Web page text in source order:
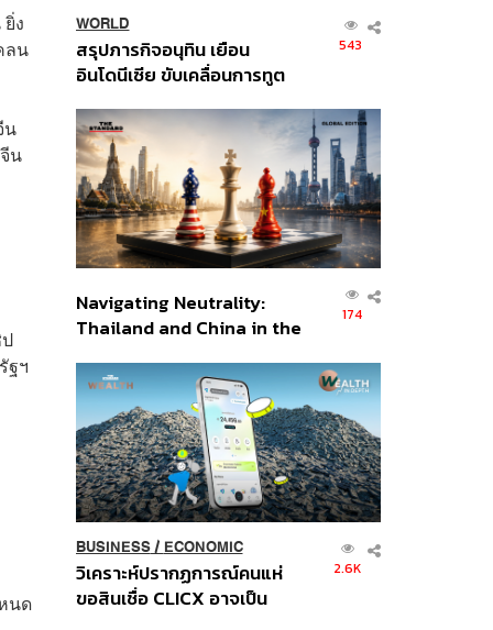
ง
ลน
น
น
ฐฯ
นด
WORLD
สรุปภารกิจอนุทิน เยือน
อินโดนีเซีย ขับเคลื่อนการทูต
ส่วนยุทธศาสตร์ไทย –
อินโดนีเซีย
543
Navigating Neutrality:
Thailand and China in the
Order
174
BUSINESS/ ECONOMIC
วิเคราะห์ปรากฏการณ์คนแห่
ขอสินเชื่อ CLICX อาจเป็น
2.6K